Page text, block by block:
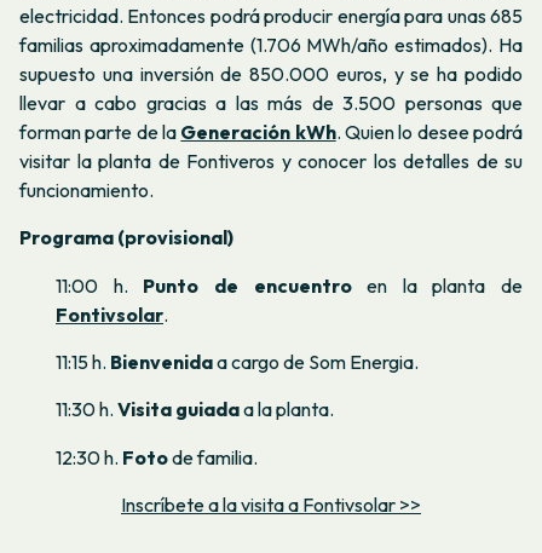
electricidad. Entonces podrá producir energía para unas 685
familias aproximadamente (1.706 MWh/año estimados). Ha
supuesto una inversión de 850.000 euros, y se ha podido
llevar a cabo gracias a las más de 3.500 personas que
forman parte de la Generación kWh. Quien lo desee podrá
visitar la planta de Fontiveros y conocer los detalles de su
funcionamiento.
Programa (provisional)
11:00 h. Punto de encuentroen la planta de
Fontivsolar.
11:15 h. Bienvenidaa cargo de Som Energia.
11:30 h. Visita guiadaa la planta.
12:30 h. Fotode familia.
Inscríbete a la visita a Fontivsolar >>